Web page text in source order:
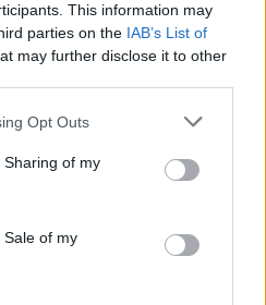
This information may
parties on the IAB’s List of
may further disclose it to other
app uses one or more Google
behaviour. You may click to
and its third-party tags to
purposes in below Google
Opt Outs
of my
of my